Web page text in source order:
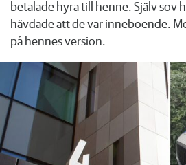
betalade hyra till henne. Själv sov
hävdade att de var inneboende.
på hennes version.